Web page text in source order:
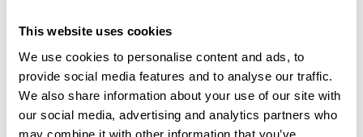
This website uses cookies
We use cookies to personalise content and ads, to
provide social media features and to analyse our traffic.
We also share information about your use of our site with
our social media, advertising and analytics partners who
may combine it with other information that you’ve
Meddelande